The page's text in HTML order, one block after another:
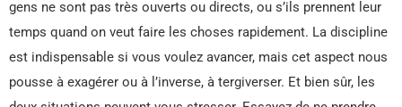
gens ne sont pas très ouverts ou directs, ou s’ils prennent leur
temps quand on veut faire les choses rapidement. La discipline
est indispensable si vous voulez avancer, mais cet aspect nous
pousse à exagérer ou à l’inverse, à tergiverser. Et bien sûr, les